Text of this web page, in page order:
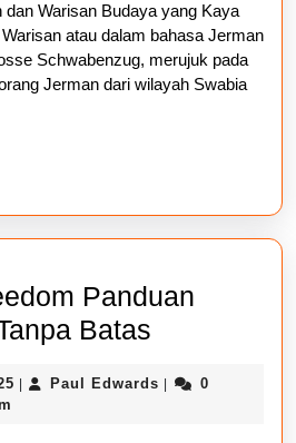
Budaya
yang
Kaya
Warisan Budaya yang Kaya
atau dalam bahasa Jerman
Schwabenzug, merujuk pada
Jerman dari wilayah Swabia
Panduan
Batas
Freedom
September
Paul Edwards Paul 0